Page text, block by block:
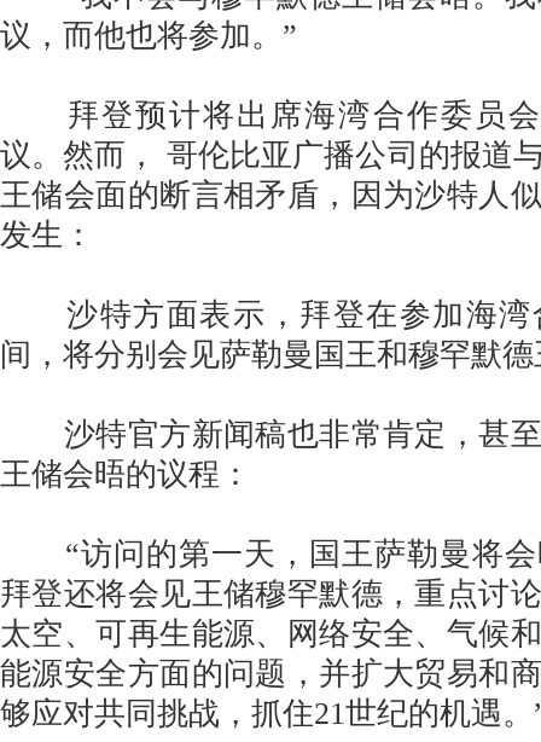
议，而他也将参加。”
拜登预计将出席海湾合作委员会
议。然而， 哥伦比亚广播公司的报道
王储会面的断言相矛盾，因为沙特人
发生：
沙特方面表示，拜登在参加海湾
间，将分别会见萨勒曼国王和穆罕默
沙特官方新闻稿也非常肯定，甚至
王储会晤的议程：
“访问的第一天，国王萨勒曼将会
拜登还将会见王储穆罕默德，重点讨
太空、可再生能源、网络安全、气候
能源安全方面的问题，并扩大贸易和
够应对共同挑战，抓住21世纪的机遇。